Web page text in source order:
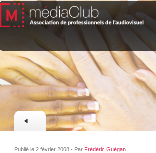
Publié le 2 février 2008 - Par Frédéric Guégan